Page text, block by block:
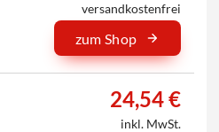
versandkostenfrei
zum Shop
24,54 €
inkl. MwSt.